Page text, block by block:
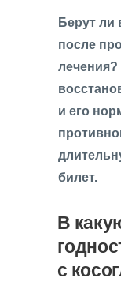
Берут ли
после
лечения?
и его
билет.
В
с